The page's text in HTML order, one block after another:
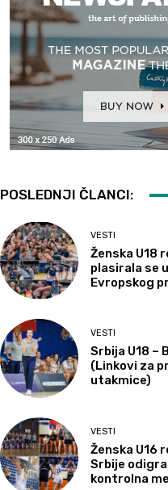
POSLEDNJI ČLANCI:
VESTI
Ženska U18
plasirala se
Evropskog
VESTI
Srbija U18 –
(Linkovi za
utakmice)
VESTI
Ženska U16
Srbije
kontrolna